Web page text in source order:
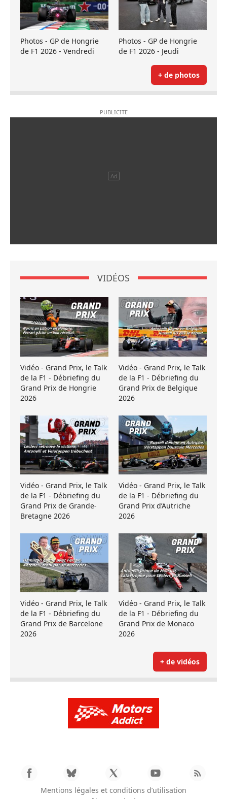
Photos - GP de Hongrie
de F1 2026 - Vendredi
Photos - GP de Hongrie
de F1 2026 - Jeudi
+ de photos
VIDÉOS
Vidéo - Grand Prix, le Talk
de la F1 - Débriefing du
Grand Prix de Hongrie
2026
Vidéo - Grand Prix, le Talk
de la F1 - Débriefing du
Grand Prix de Belgique
2026
Vidéo - Grand Prix, le Talk
de la F1 - Débriefing du
Grand Prix de Grande-
Bretagne 2026
Vidéo - Grand Prix, le Talk
de la F1 - Débriefing du
Grand Prix d’Autriche
2026
Vidéo - Grand Prix, le Talk
de la F1 - Débriefing du
Grand Prix de Barcelone
2026
Vidéo - Grand Prix, le Talk
de la F1 - Débriefing du
Grand Prix de Monaco
2026
+ de vidéos
Mentions légales et conditions d’utilisation